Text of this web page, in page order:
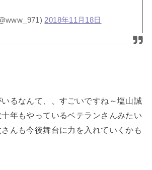
2018年11月18日
るなんて、、すごいですね～塩山誠
年もやっているベテランさんみたい
んも今後舞台に力を入れていくかも